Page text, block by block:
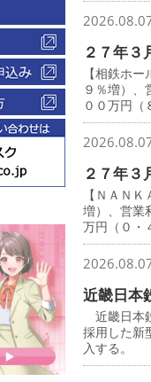
２７年
【相鉄ホ
９％増）、
００万円（
２７年
【ＮＡＮ
増）、営業
万円（０・
近畿日本
近畿日本
採用した新
入する。